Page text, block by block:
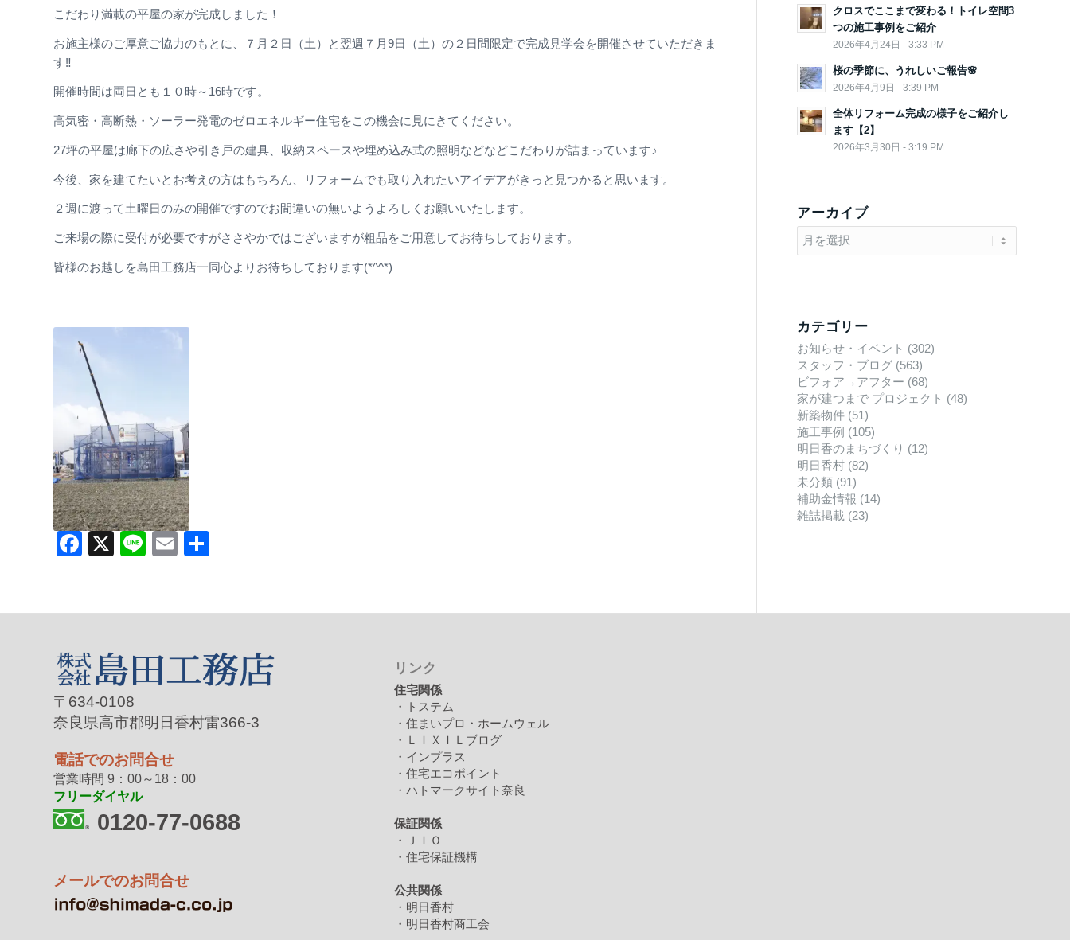
こだわり満載の平屋の家が完成しました！
お施主様のご厚意ご協力のもとに、７月２日（土）と翌週７月9日（土）の２日間限定で完成見学会を開催させていただきま
す‼
開催時間は両日とも１０時～16時です。
高気密・高断熱・ソーラー発電のゼロエネルギー住宅をこの機会に見にきてください。
27坪の平屋は廊下の広さや引き戸の建具、収納スペースや埋め込み式の照明などなどこだわりが詰まっています♪
今後、家を建てたいとお考えの方はもちろん、リフォームでも取り入れたいアイデアがきっと見つかると思います。
２週に渡って土曜日のみの開催ですのでお間違いの無いようよろしくお願いいたします。
ご来場の際に受付が必要ですがささやかではございますが粗品をご用意してお待ちしております。
皆様のお越しを島田工務店一同心よりお待ちしております(*^^*)
Facebook
X LineEmail
クロスでここまで変わる！トイレ空間3
つの施工事例をご紹介
2026年4月24日 - 3:33 PM
桜の季節に、うれしいご報告🌸
2026年4月9日 - 3:39 PM
全体リフォーム完成の様子をご紹介し
ます【2】
2026年3月30日 - 3:19 PM
アーカイブ
カテゴリー
お知らせ・イベント (302)
スタッフ・ブログ (563)
ビフォア→アフター (68)
家が建つまで プロジェクト (48)
新築物件 (51)
施工事例 (105)
明日香のまちづくり (12)
明日香村 (82)
未分類 (91)
補助金情報 (14)
雑誌掲載 (23)
〒634-0108
奈良県高市郡明日香村雷366-3
電話でのお問合せ
営業時間 9：00～18：00
フリーダイヤル
0120-77-0688
メールでのお問合せ
リンク
住宅関係
・トステム
・住まいプロ・ホームウェル
・ＬＩＸＩＬブログ
・インプラス
・住宅エコポイント
・ハトマークサイト奈良
保証関係
・ＪＩＯ
・住宅保証機構
公共関係
・明日香村
・明日香村商工会